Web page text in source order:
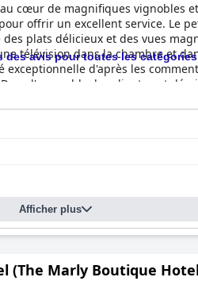
cœur de magnifiques vignobles
offrir un excellent service. Le
plats délicieux et des vues
télévision dans la chambre et
d'après les
l'ensemble, les clients ont
5 étoiles.
des avis pour toutes les catégories
Afficher plus
(The Marly Boutique